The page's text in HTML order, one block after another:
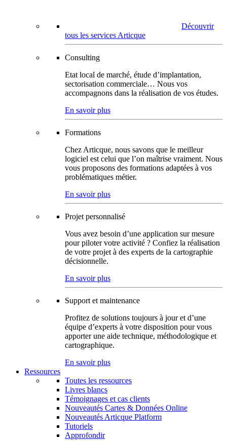
Découvrir
tous les services Articque
Consulting
Etat local de marché, étude d’implantation,
sectorisation commerciale… Nous vos
accompagnons dans la réalisation de vos études.
En savoir plus
Formations
Chez Articque, nous savons que le meilleur
logiciel est celui que l’on maîtrise vraiment. Nous
vous proposons des formations adaptées à vos
problématiques métier.
En savoir plus
Projet personnalisé
Vous avez besoin d’une application sur mesure
pour piloter votre activité ? Confiez la réalisation
de votre projet à des experts de la cartographie
décisionnelle.
En savoir plus
Support et maintenance
Profitez de solutions toujours à jour et d’une
équipe d’experts à votre disposition pour vous
apporter une aide technique, méthodologique et
cartographique.
En savoir plus
Ressources
Toutes les ressources
Livres blancs
Témoignages et cas clients
Nouveautés Cartes & Données Online
Nouveautés Articque Platform
Tutoriels
Approfondir